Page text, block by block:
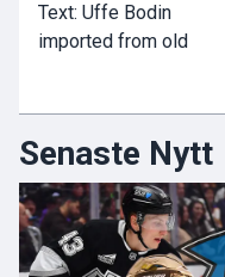
Text: Uffe Bodin
imported from old
Senaste Nytt